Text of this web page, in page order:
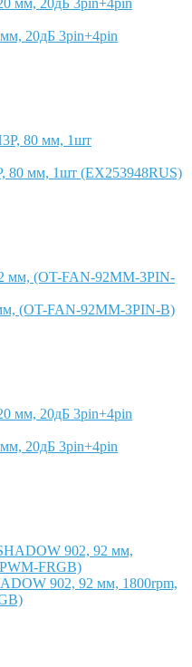
20дБ 3pin+4pin
80 мм, 1шт (EX253948RUS)
(OT-FAN-92MM-3PIN-B)
20дБ 3pin+4pin
902, 92 мм, 1800rpm,